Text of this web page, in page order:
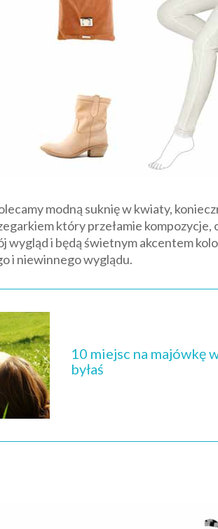
modną suknię w kwiaty,
który przełamie
i będą świetnym akcentem
i niewinnego wyglądu.
10 miejsc na majówkę
byłaś